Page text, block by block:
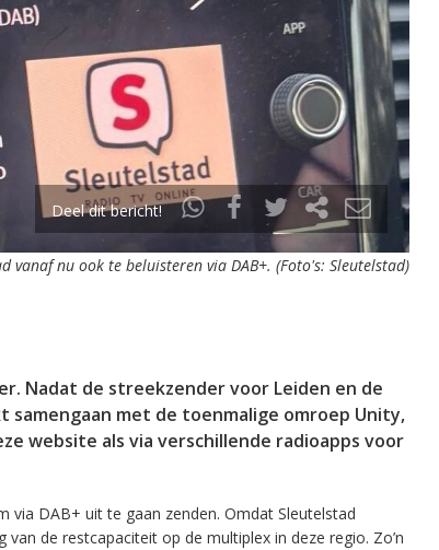
Deel dit bericht!
vanaf nu ook te beluisteren via DAB+. (Foto's: Sleutelstad)
Nadat de streekzender voor Leiden en de
met de toenmalige omroep Unity,
website als via verschillende radioapps voor
via DAB+ uit te gaan zenden. Omdat Sleutelstad
de restcapaciteit op de multiplex in deze regio. Zo’n